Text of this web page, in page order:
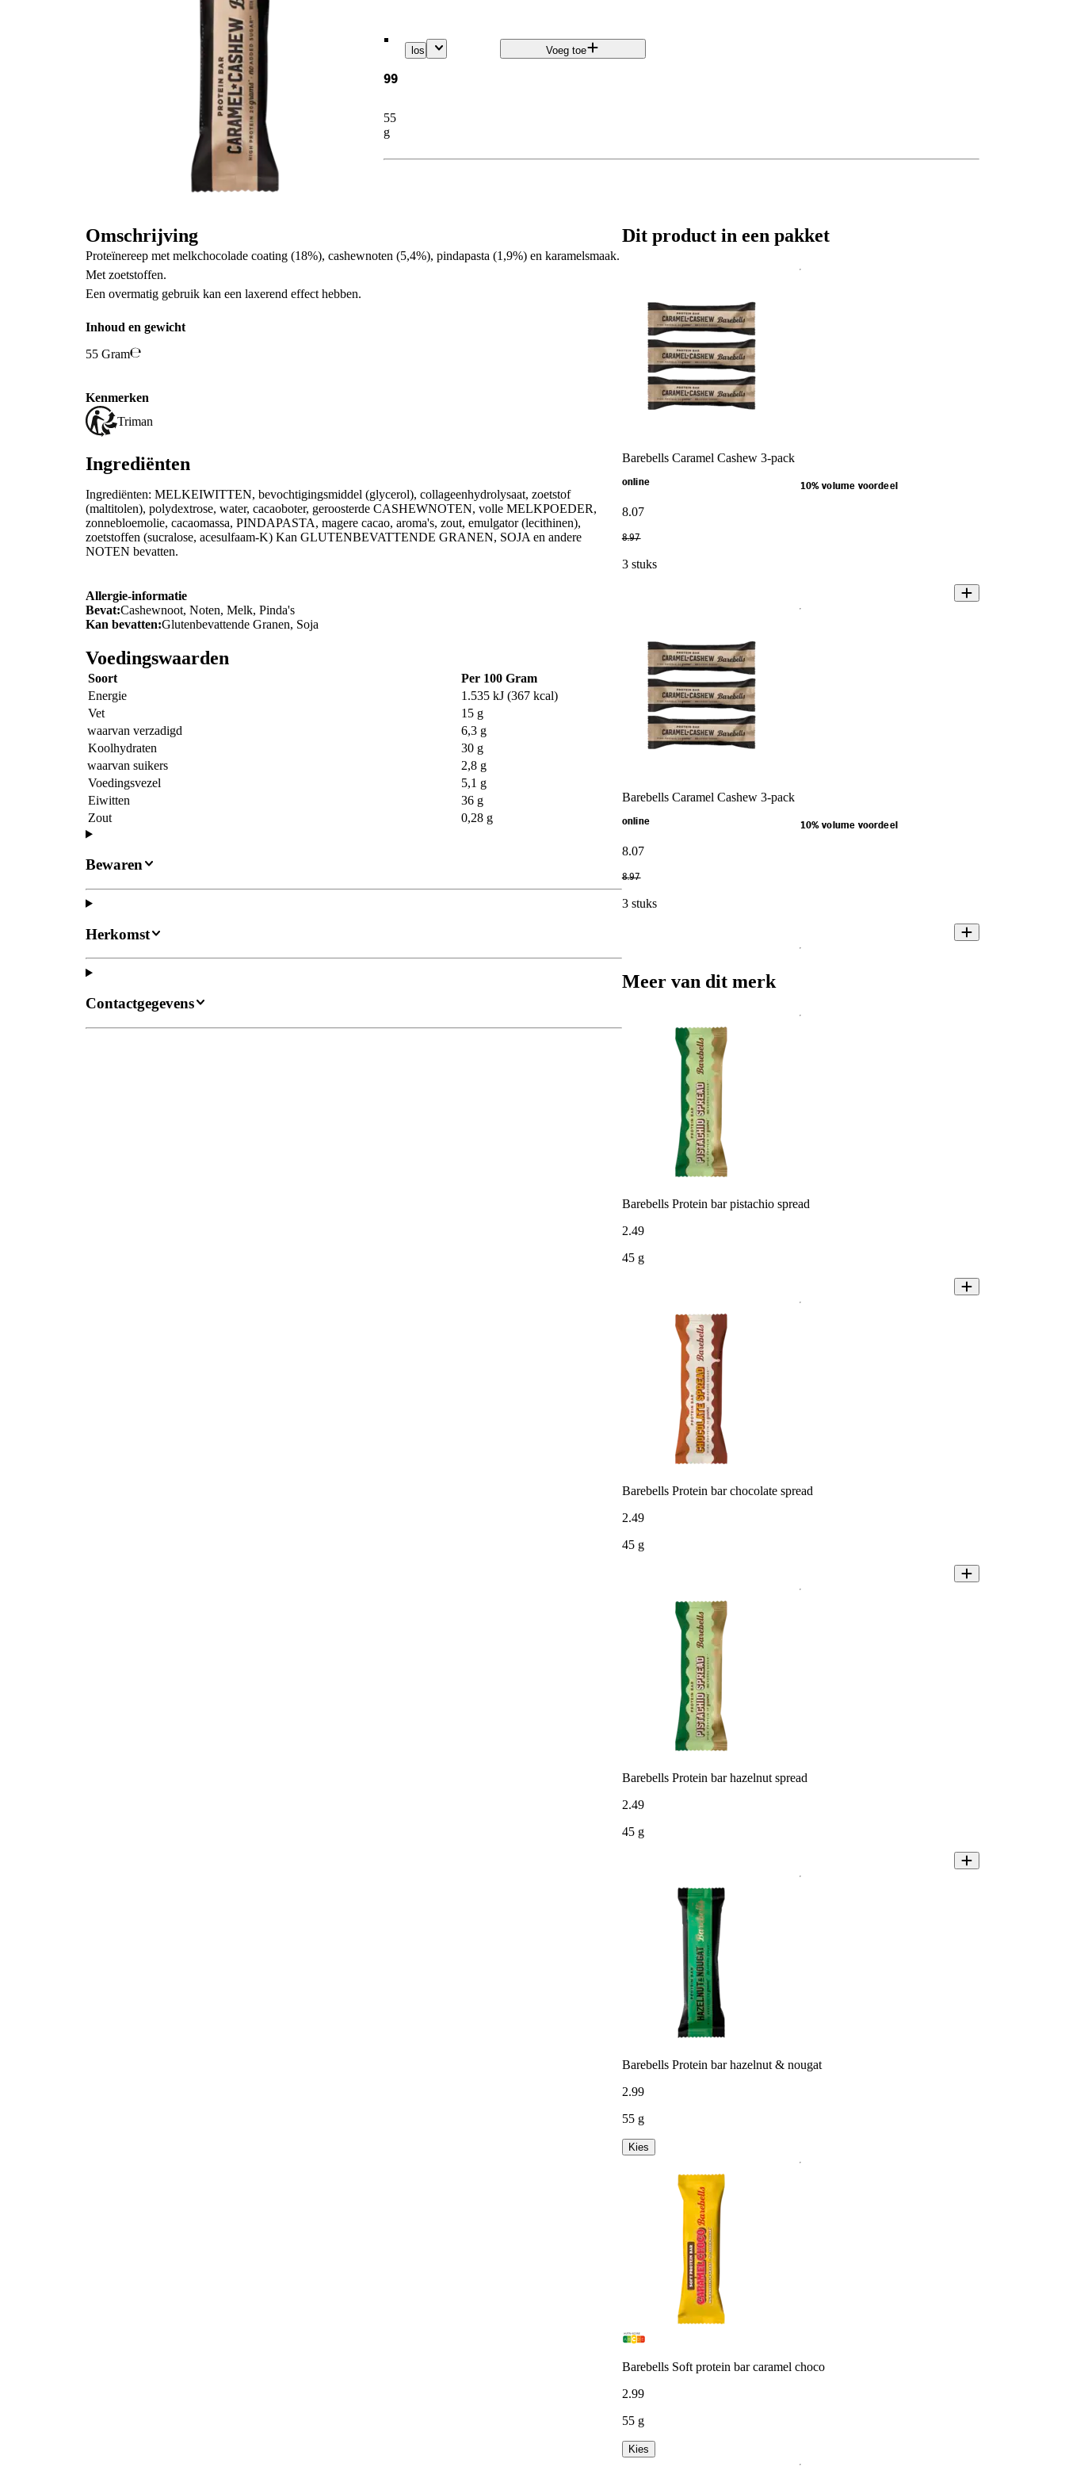
.
99
55
g
los Voeg toe
Omschrijving
Proteïnereep met melkchocolade coating (18%), cashewnoten (5,4%), pindapasta (1,9%) en karamelsmaak.
Met zoetstoffen.
Een overmatig gebruik kan een laxerend effect hebben.
Inhoud en gewicht
55 Gram
Kenmerken
Triman
Ingrediënten
Ingrediënten: MELKEIWITTEN, bevochtigingsmiddel (glycerol), collageenhydrolysaat, zoetstof
(maltitolen), polydextrose, water, cacaoboter, geroosterde CASHEWNOTEN, volle MELKPOEDER,
zonnebloemolie, cacaomassa, PINDAPASTA, magere cacao, aroma's, zout, emulgator (lecithinen),
zoetstoffen (sucralose, acesulfaam-K) Kan GLUTENBEVATTENDE GRANEN, SOJA en andere
NOTEN bevatten.
Allergie-informatie
Bevat:Cashewnoot, Noten, Melk, Pinda's
Kan bevatten:Glutenbevattende Granen, Soja
Voedingswaarden
Soort
Per 100 Gram
Energie
1.535 kJ (367 kcal)
Vet
15 g
waarvan verzadigd
6,3 g
Koolhydraten
30 g
waarvan suikers
2,8 g
Voedingsvezel
5,1 g
Eiwitten
36 g
Zout
0,28 g
Bewaren
Herkomst
Contactgegevens
Dit product in een pakket
Barebells Caramel Cashew 3-pack
online 10% volume voordeel
8.07
8.97
3 stuks
Barebells Caramel Cashew 3-pack
online 10% volume voordeel
8.07
8.97
3 stuks
Meer van dit merk
Barebells Protein bar pistachio spread
2.49
45 g
Barebells Protein bar chocolate spread
2.49
45 g
Barebells Protein bar hazelnut spread
2.49
45 g
Barebells Protein bar hazelnut & nougat
2.99
55 g
Kies
Barebells Soft protein bar caramel choco
2.99
55 g
Kies